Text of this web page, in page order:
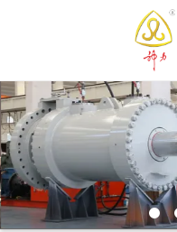
À
LA
MAISON
PRODUITS
Reserved.